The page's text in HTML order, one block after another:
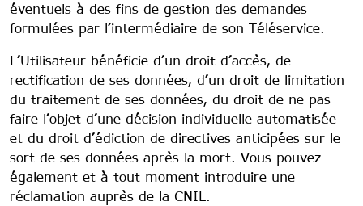
éventuels à des fins de gestion des demandes
formulées par l’intermédiaire de son Téléservice.
L’Utilisateur bénéficie d’un droit d’accès, de
rectification de ses données, d’un droit de limitation
du traitement de ses données, du droit de ne pas
faire l’objet d’une décision individuelle automatisée
et du droit d’édiction de directives anticipées sur le
sort de ses données après la mort. Vous pouvez
également et à tout moment introduire une
réclamation auprès de la CNIL.